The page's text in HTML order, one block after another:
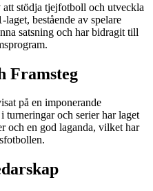
stödja tjejfotboll och utveckla
bestående av spelare
satsning och har bidragit till
Framsteg
på en imponerande
turneringar och serier har laget
och en god laganda, vilket har